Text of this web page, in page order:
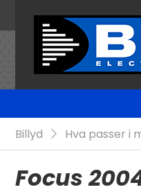
Billyd
Hva passer i
Focus